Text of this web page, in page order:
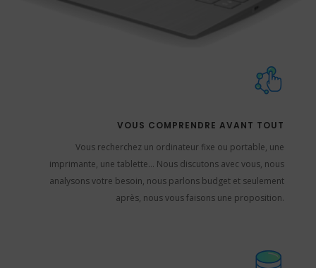
VOUS COMPRENDRE AVANT TOUT
Vous recherchez un ordinateur fixe ou portable, une
imprimante, une tablette… Nous discutons avec vous, nous
analysons votre besoin, nous parlons budget et seulement
après, nous vous faisons une proposition.